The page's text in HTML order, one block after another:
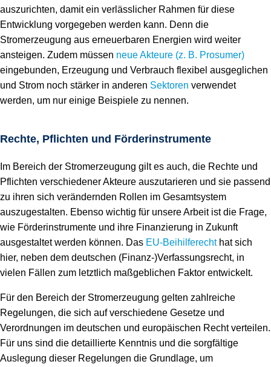
auszurichten, damit ein verlässlicher Rahmen für diese
Entwicklung vorgegeben werden kann. Denn die
Stromerzeugung aus erneuerbaren Energien wird weiter
ansteigen. Zudem müssen neue Akteure (z. B. Prosumer)
eingebunden, Erzeugung und Verbrauch flexibel ausgeglichen
und Strom noch stärker in anderen Sektoren verwendet
werden, um nur einige Beispiele zu nennen.
Rechte, Pflichten und Förderinstrumente
Im Bereich der Stromerzeugung gilt es auch, die Rechte und
Pflichten verschiedener Akteure auszutarieren und sie passend
zu ihren sich verändernden Rollen im Gesamtsystem
auszugestalten. Ebenso wichtig für unsere Arbeit ist die Frage,
wie Förderinstrumente und ihre Finanzierung in Zukunft
ausgestaltet werden können. Das EU-Beihilferechthat sich
hier, neben dem deutschen (Finanz-)Verfassungsrecht, in
vielen Fällen zum letztlich maßgeblichen Faktor entwickelt.
Für den Bereich der Stromerzeugung gelten zahlreiche
Regelungen, die sich auf verschiedene Gesetze und
Verordnungen im deutschen und europäischen Recht verteilen.
Für uns sind die detaillierte Kenntnis und die sorgfältige
Auslegung dieser Regelungen die Grundlage, um